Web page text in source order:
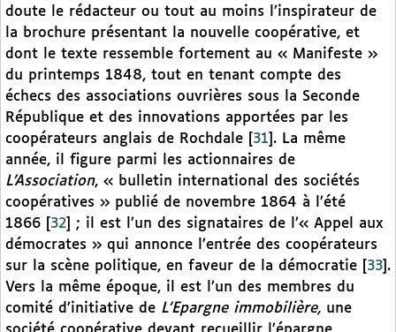
doute le rédacteur ou tout au moins l’inspirateur de
la brochure présentant la nouvelle coopérative, et
dont le texte ressemble fortement au « Manifeste »
du printemps 1848, tout en tenant compte des
échecs des associations ouvrières sous la Seconde
République et des innovations apportées par les
coopérateurs anglais de Rochdale
31 . La même
année, il figure parmi les actionnaires de
L’Association, « bulletin international des sociétés
coopératives » publié de novembre 1864 à l’été
1866
32
; il est l’un des signataires de l’« Appel aux
démocrates » qui annonce l’entrée des coopérateurs
sur la scène politique, en faveur de la démocratie
33 .
Vers la même époque, il est l’un des membres du
comité d’initiative de L’Epargne immobilière, une